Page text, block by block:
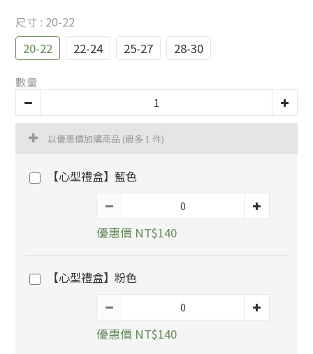
尺寸 : 20-22
20-22 22-24 25-27 28-30
數量
以優惠價加購商品 (最多 1 件)
【心型禮盒】藍色
優惠價 NT$140
【心型禮盒】粉色
優惠價 NT$140